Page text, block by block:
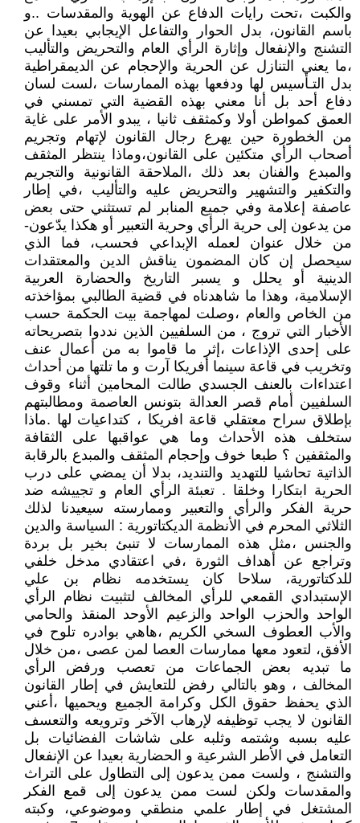
والكبت ،تحت رايات الدفاع عن الهوية والمقدسات ..و
باسم القانون، بدل الحوار والتفاعل الإيجابي بعيدا عن
التشنج والإنفعال وإثارة الرأي العام والتحريض والتأليب
،ما يعني التنازل عن الحرية والإحجام عن الديمقراطية
بدل التـأسيس لها ودفعها بهذه الممارسات ،لست لسان
دفاع أحد بل أنا معني بهذه القضية التي تمسني في
العمق كمواطن أولا وكمثقف ثانيا ، يبدو الأمر على غاية
من الخطورة حين يهرع رجال القانون لإتهام وتجريم
أصحاب الرأي متكئين على القانون،وماذا ينتظر المثقف
والمبدع والفنان بعد ذلك ،الملاحقة القانونية والتجريم
والتكفير والتشهير والتحريض عليه والتأليب ،في إطار
عاصفة إعلامة وفي جميع المنابر لم تستثني حتى بعض
من يدعون إلى حرية الرأي وحرية التعبير أو هكذا يدّعون-
من خلال عنوان لعمله الإبداعي فحسب، فما الذي
سيحصل إن كان المضمون يناقش الدين والمعتقدات
الدينية أو يحلل و يسبر التاريخ والحضارة العربية
الإسلامية، وهذا ما شاهدناه في قضية الطالبي بمؤاخذته
من الخاص والعام ،وصلت لمهاجمة بيت الحكمة حسب
الأخبار التي تروج ، من السلفيين الذين نددوا بتصريحاته
على إحدى الإذاعات ،إثر ما قاموا به من أعمال عنف
وتخريب في قاعة سينما أفريكا آرت و ما تلتها من أحداث
اعتداءات بالعنف الجسدي طالت المحامين أثناء وقوف
السلفيين أمام قصر العدالة بتونس العاصمة ومطالبتهم
بإطلاق سراح معتقلي قاعة افريكا ، كتداعيات لها .ماذا
ستخلف هذه الأحداث وما هي عواقبها على الثقافة
والمثقفين ؟ طبعا خوف وإحجام المثقف والمبدع بالرقابة
الذاتية تحاشيا للتهديد والتنديد، بدلا أن يمضي على درب
الحرية ابتكارا وخلقا . تعبئة الرأي العام و تجييشه ضد
حرية الفكر والرأي والتعبير وممارسته سيعيدنا لذلك
الثلاثي المحرم في الأنظمة الديكتاتورية : السياسة والدين
والجنس ،مثل هذه الممارسات لا تنبئ بخير بل بردة
وتراجع عن أهداف الثورة ،في اعتقادي مدخل خلفي
للدكتاتورية، سلاحا كان يستخدمه نظام بن علي
الإستبدادي القمعي للرأي المخالف لتثبيت نظام الرأي
الواحد والحزب الواحد والزعيم الأوحد المنقذ والحامي
والأب العطوف السخي الكريم ،هاهي بوادره تلوح في
الأفق، لتعود معها ممارسات العصا لمن عصى ،من خلال
ما تبديه بعض الجماعات من تعصب ورفض الرأي
المخالف ، وهو بالتالي رفض للتعايش في إطار القانون
الذي يحفظ حقوق الكل وكرامة الجميع ويحميها ،أعني
القانون لا يجب توظيفه لإرهاب الآخر وترويعه والتعسف
عليه بسبه وشتمه وثلبه على شاشات الفضائيات بل
التعامل في الأطر الشرعية و الحضارية بعيدا عن الإنفعال
والتشنج ، ولست ممن يدعون إلى التطاول على التراث
والمقدسات ولكن لست ممن يدعون إلى قمع الفكر
المشتغل في إطار علمي منطقي وموضوعي، وكبته